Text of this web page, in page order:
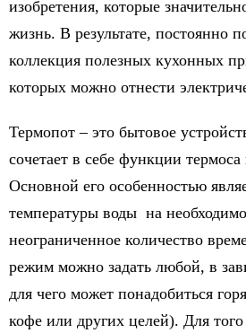
изобретения, которые
жизнь. В результате, постоянно
коллекция полезных кухонных
которых можно отнести
Термопот – это бытовое
сочетает в себе функции
Основной его особенностью
температуры воды на
неограниченное количество
режим можно задать любой, в
для чего может понадобиться
кофе или других целей). Для